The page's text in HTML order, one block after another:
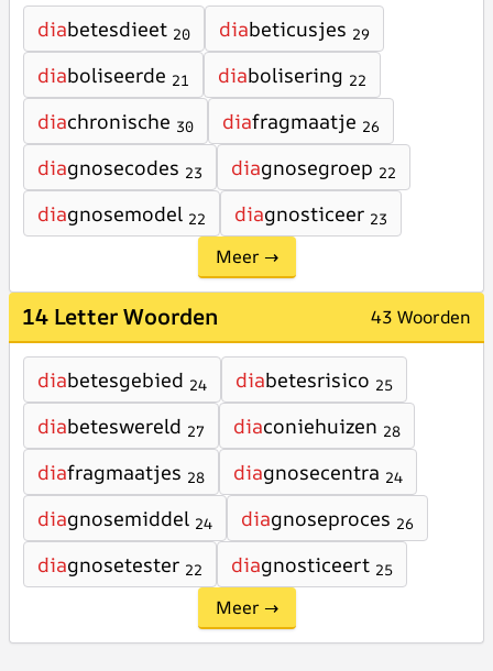
diabetesdieet 20 diabeticusjes 29
diaboliseerde 21 diabolisering 22
diachronische 30 diafragmaatje 26
diagnosecodes 23 diagnosegroep 22
diagnosemodel 22 diagnosticeer 23
Meer →
14 Letter Woorden 43 Woorden
diabetesgebied 24 diabetesrisico 25
diabeteswereld 27 diaconiehuizen 28
diafragmaatjes 28 diagnosecentra 24
diagnosemiddel 24 diagnoseproces 26
diagnosetester 22 diagnosticeert 25
Meer →